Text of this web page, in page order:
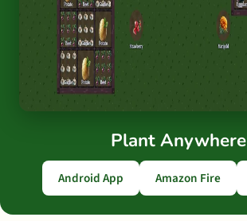
Plant Anywhere
Android App Amazon Fire